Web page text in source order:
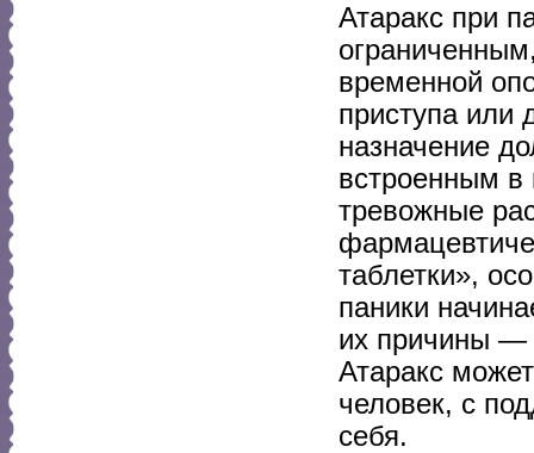
Атаракс при
временной
приступа или
назначение
встроенным в
тревожные
таблетки»,
паники
их причины —
Атаракс
человек, с
себя.